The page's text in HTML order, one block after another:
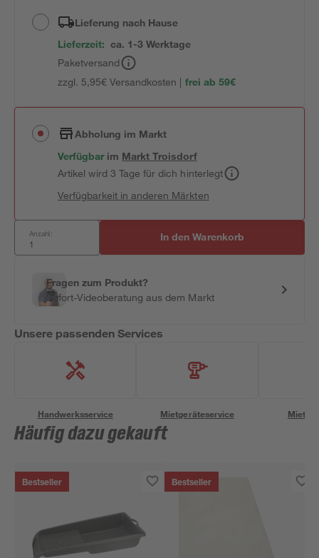
Lieferung nach Hause
Lieferzeit: ca. 1-3 Werktage
Paketversand
zzgl. 5,95€ Versandkosten | frei ab 59€
Abholung im Markt
Verfügbar im MarktTroisdorf
Artikel wird 3 Tage für dich hinterlegt
Verfügbarkeit in anderen Märkten
Anzahl: In den Warenkorb
Fragen zum Produkt?
Sofort-Videoberatung aus dem Markt
Unsere passenden Services
Handwerksservice Mietgeräteservice
Häufig dazu gekauft
Bestseller Bestseller